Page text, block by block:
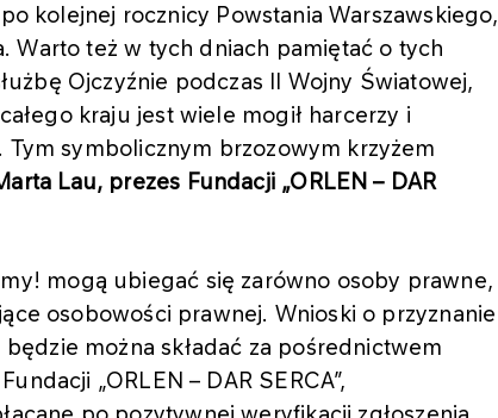
kolejnej rocznicy Powstania Warszawskiego,
Warto też w tych dniach pamiętać o tych
Ojczyźnie podczas II Wojny Światowej,
kraju jest wiele mogił harcerzy i
symbolicznym brzozowym krzyżem
Lau, prezes Fundacji „ORLEN – DAR
mogą ubiegać się zarówno osoby prawne,
osobowości prawnej. Wnioski o przyznanie
można składać za pośrednictwem
„ORLEN – DAR SERCA”,